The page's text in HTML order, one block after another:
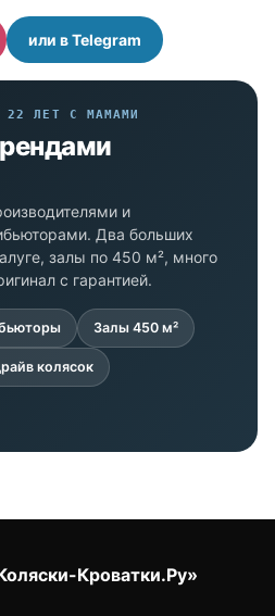
или в Telegram
ЛЕТ С МАМАМИ
и
Два больших
залы по 450 м², много
с гарантией.
Залы 450 м²
колясок
Кроватки.Ру»